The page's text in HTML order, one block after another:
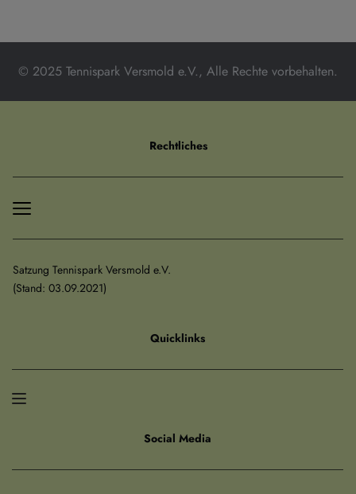
© 2025 Tennispark Versmold e.V., Alle Rechte vorbehalten.
Rechtliches
Satzung Tennispark Versmold e.V.
﻿(Stand: 03.09.2021)
Quicklinks
Social Media